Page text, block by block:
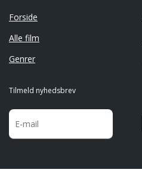
Forside
Alle film
Genrer
Tilmeld nyhedsbrev